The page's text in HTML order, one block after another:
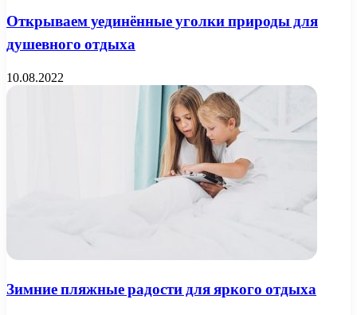
Открываем уединённые уголки природы для
душевного отдыха
10.08.2022
Зимние пляжные радости для яркого отдыха